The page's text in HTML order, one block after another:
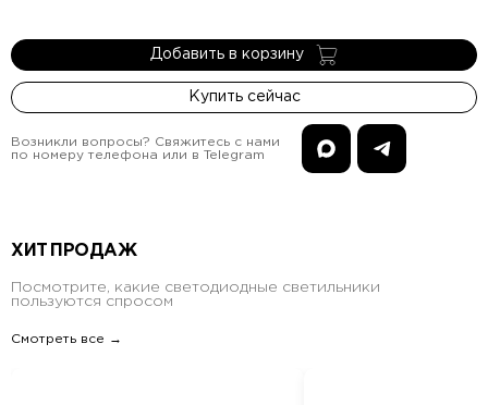
Добавить в корзину
Купить сейчас
Возникли вопросы? Свяжитесь с нами
по номеру телефона или в Telegram
ХИТ ПРОДАЖ
Посмотрите, какие светодиодные светильники
пользуются спросом
Смотреть все →